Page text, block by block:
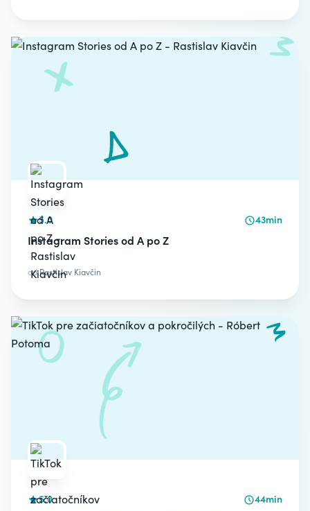
5.0 43min
Instagram Stories od A po Z
odRastislav Kiavčin
5.0 44min